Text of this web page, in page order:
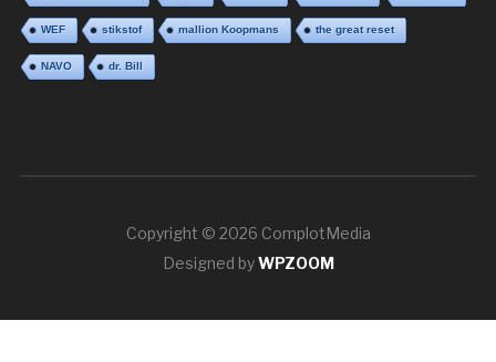
WEF stikstof mallion Koopmans the great reset
NAVO dr. Bill
Copyright © 2026 ComplotMedia
Designed byWPZOOM